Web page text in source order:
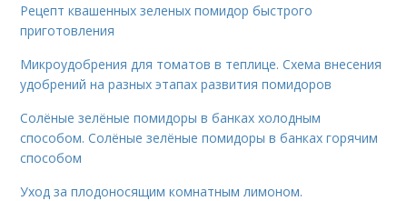
Рецепт квашенных зеленых помидор быстрого
приготовления
Микроудобрения для томатов в теплице. Схема внесения
удобрений на разных этапах развития помидоров
Солёные зелёные помидоры в банках холодным
способом. Солёные зелёные помидоры в банках горячим
способом
Уход за плодоносящим комнатным лимоном.